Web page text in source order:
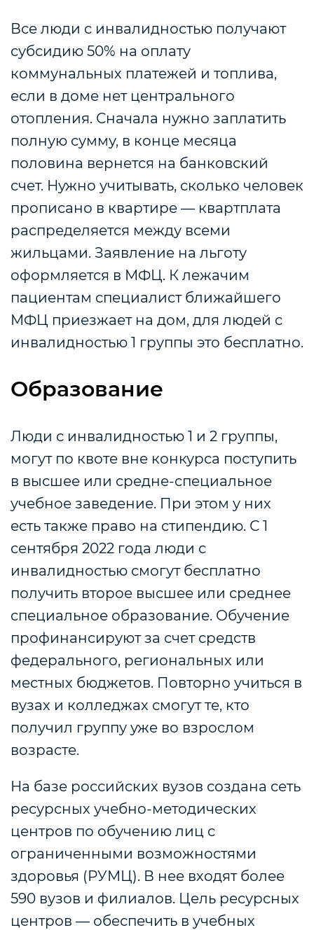
Все люди с инвалидностью получают
субсидию 50% на оплату
коммунальных платежей и топлива,
если в доме нет центрального
отопления. Сначала нужно заплатить
полную сумму, в конце месяца
половина вернется на банковский
счет. Нужно учитывать, сколько человек
прописано в квартире — квартплата
распределяется между всеми
жильцами. Заявление на льготу
оформляется в МФЦ. К лежачим
пациентам специалист ближайшего
МФЦ приезжает на дом, для людей с
инвалидностью 1 группы это бесплатно.
Образование
Люди с инвалидностью 1 и 2 группы,
могут по квоте вне конкурса поступить
в высшее или средне-специальное
учебное заведение. При этом у них
есть также право на стипендию. С 1
сентября 2022 года люди с
инвалидностью смогут бесплатно
получить второе высшее или среднее
специальное образование. Обучение
профинансируют за счет средств
федерального, региональных или
местных бюджетов. Повторно учиться в
вузах и колледжах смогут те, кто
получил группу уже во взрослом
возрасте.
На базе российских вузов создана сеть
ресурсных учебно-методических
центров по обучению лиц с
ограниченными возможностями
здоровья (РУМЦ). В нее входят более
590 вузов и филиалов. Цель ресурсных
центров — обеспечить в учебных